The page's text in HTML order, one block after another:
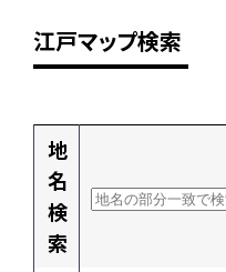
江戸マップ検索
地
名
検
索